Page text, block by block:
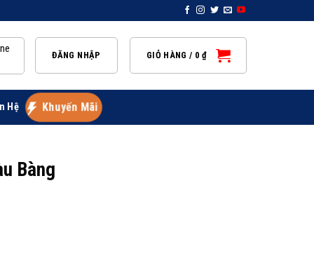
ĐĂNG NHẬP GIỎ HÀNG / 0 ₫
Hệ Khuyến Mãi
Bàng